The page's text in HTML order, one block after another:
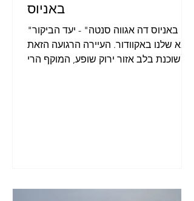
באניוס
"באניוס דה אגווה סנטה" - יעד הביקור
הבא שלנו באקוודור. העיירה הרגועה הזאת
שוכנת בלב אזור ירוק שופע, המוקף הרי